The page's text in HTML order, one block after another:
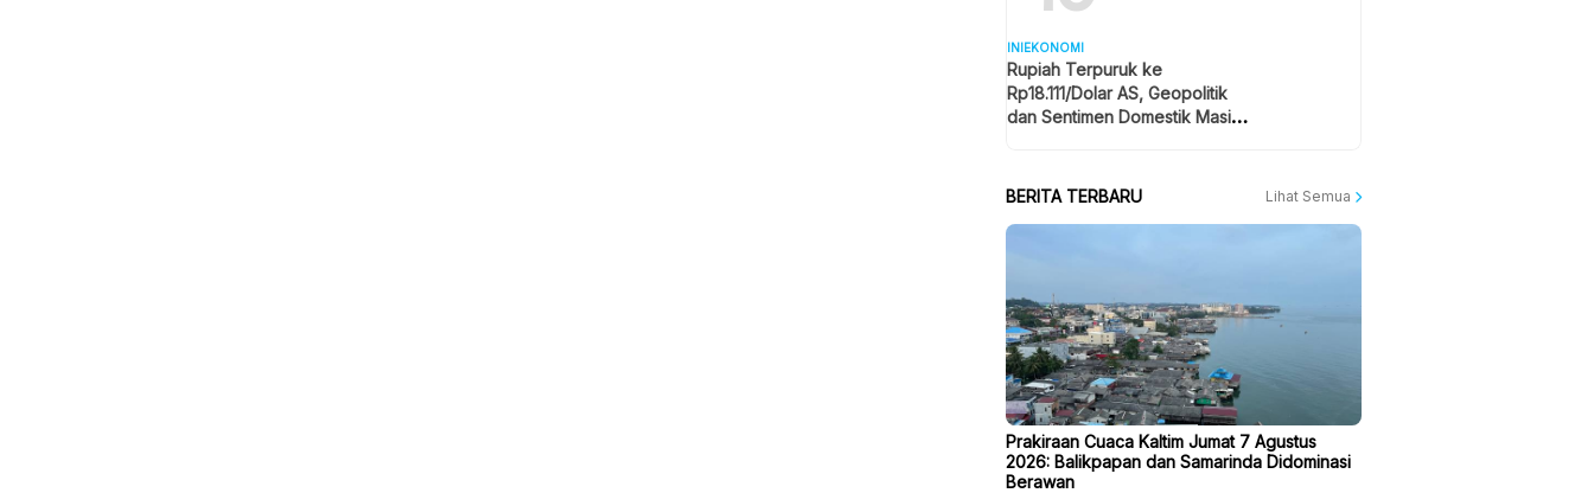
INIEKONOMI
Rupiah Terpuruk ke
Rp18.111/Dolar AS, Geopolitik
dan Sentimen Domestik Masih
BERITA TERBARU Lihat Semua
Prakiraan Cuaca Kaltim Jumat 7 Agustus
2026: Balikpapan dan Samarinda Didominasi
Berawan